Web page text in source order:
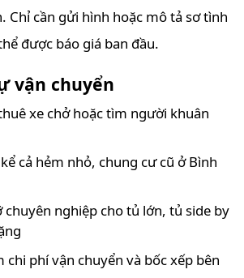
Chỉ cần gửi hình hoặc mô tả sơ tình
được báo giá ban đầu.
vận chuyển
xe chở hoặc tìm người khuân
cả hẻm nhỏ, chung cư cũ ở Bình
chuyên nghiệp cho tủ lớn, tủ side by
chi phí vận chuyển và bốc xếp bên